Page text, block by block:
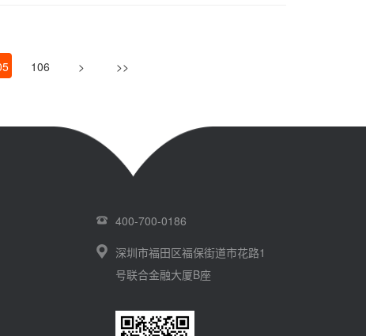
106 > >>
400-700-0186
深圳市福田区福保街道市花路1
号联合金融大厦B座